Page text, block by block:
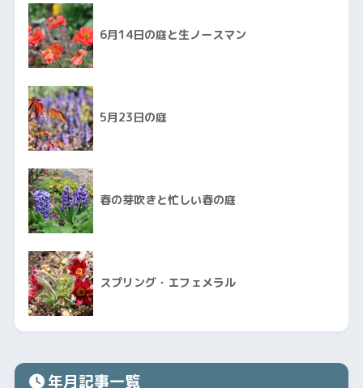
6月14日の庭と生ノースマン
5月23日の庭
春の芽吹きと忙しい春の庭
スプリング・エフェメラル
年月記事一覧